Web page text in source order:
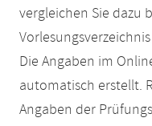
vergleichen Sie dazu
Die Angaben im
automatisch erstellt.
Angaben der